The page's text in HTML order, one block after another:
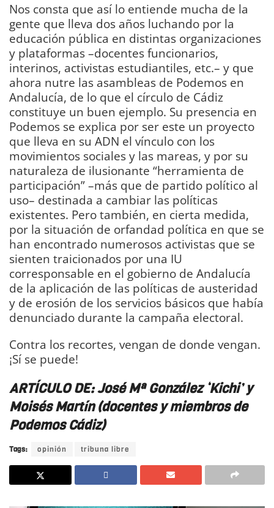
Nos consta que así lo entiende mucha de la
gente que lleva dos años luchando por la
educación pública en distintas organizaciones
y plataformas –docentes funcionarios,
interinos, activistas estudiantiles, etc.– y que
ahora nutre las asambleas de Podemos en
Andalucía, de lo que el círculo de Cádiz
constituye un buen ejemplo. Su presencia en
Podemos se explica por ser este un proyecto
que lleva en su ADN el vínculo con los
movimientos sociales y las mareas, y por su
naturaleza de ilusionante “herramienta de
participación” –más que de partido político al
uso– destinada a cambiar las políticas
existentes. Pero también, en cierta medida,
por la situación de orfandad política en que se
han encontrado numerosos activistas que se
sienten traicionados por una IU
corresponsable en el gobierno de Andalucía
de la aplicación de las políticas de austeridad
y de erosión de los servicios básicos que había
denunciado durante la campaña electoral.
Contra los recortes, vengan de donde vengan.
¡Sí se puede!
ARTÍCULO DE: José Mª González ‘Kichi’ y
Moisés Martín (docentes y miembros de
Podemos Cádiz)
Tags: opinión tribuna libre